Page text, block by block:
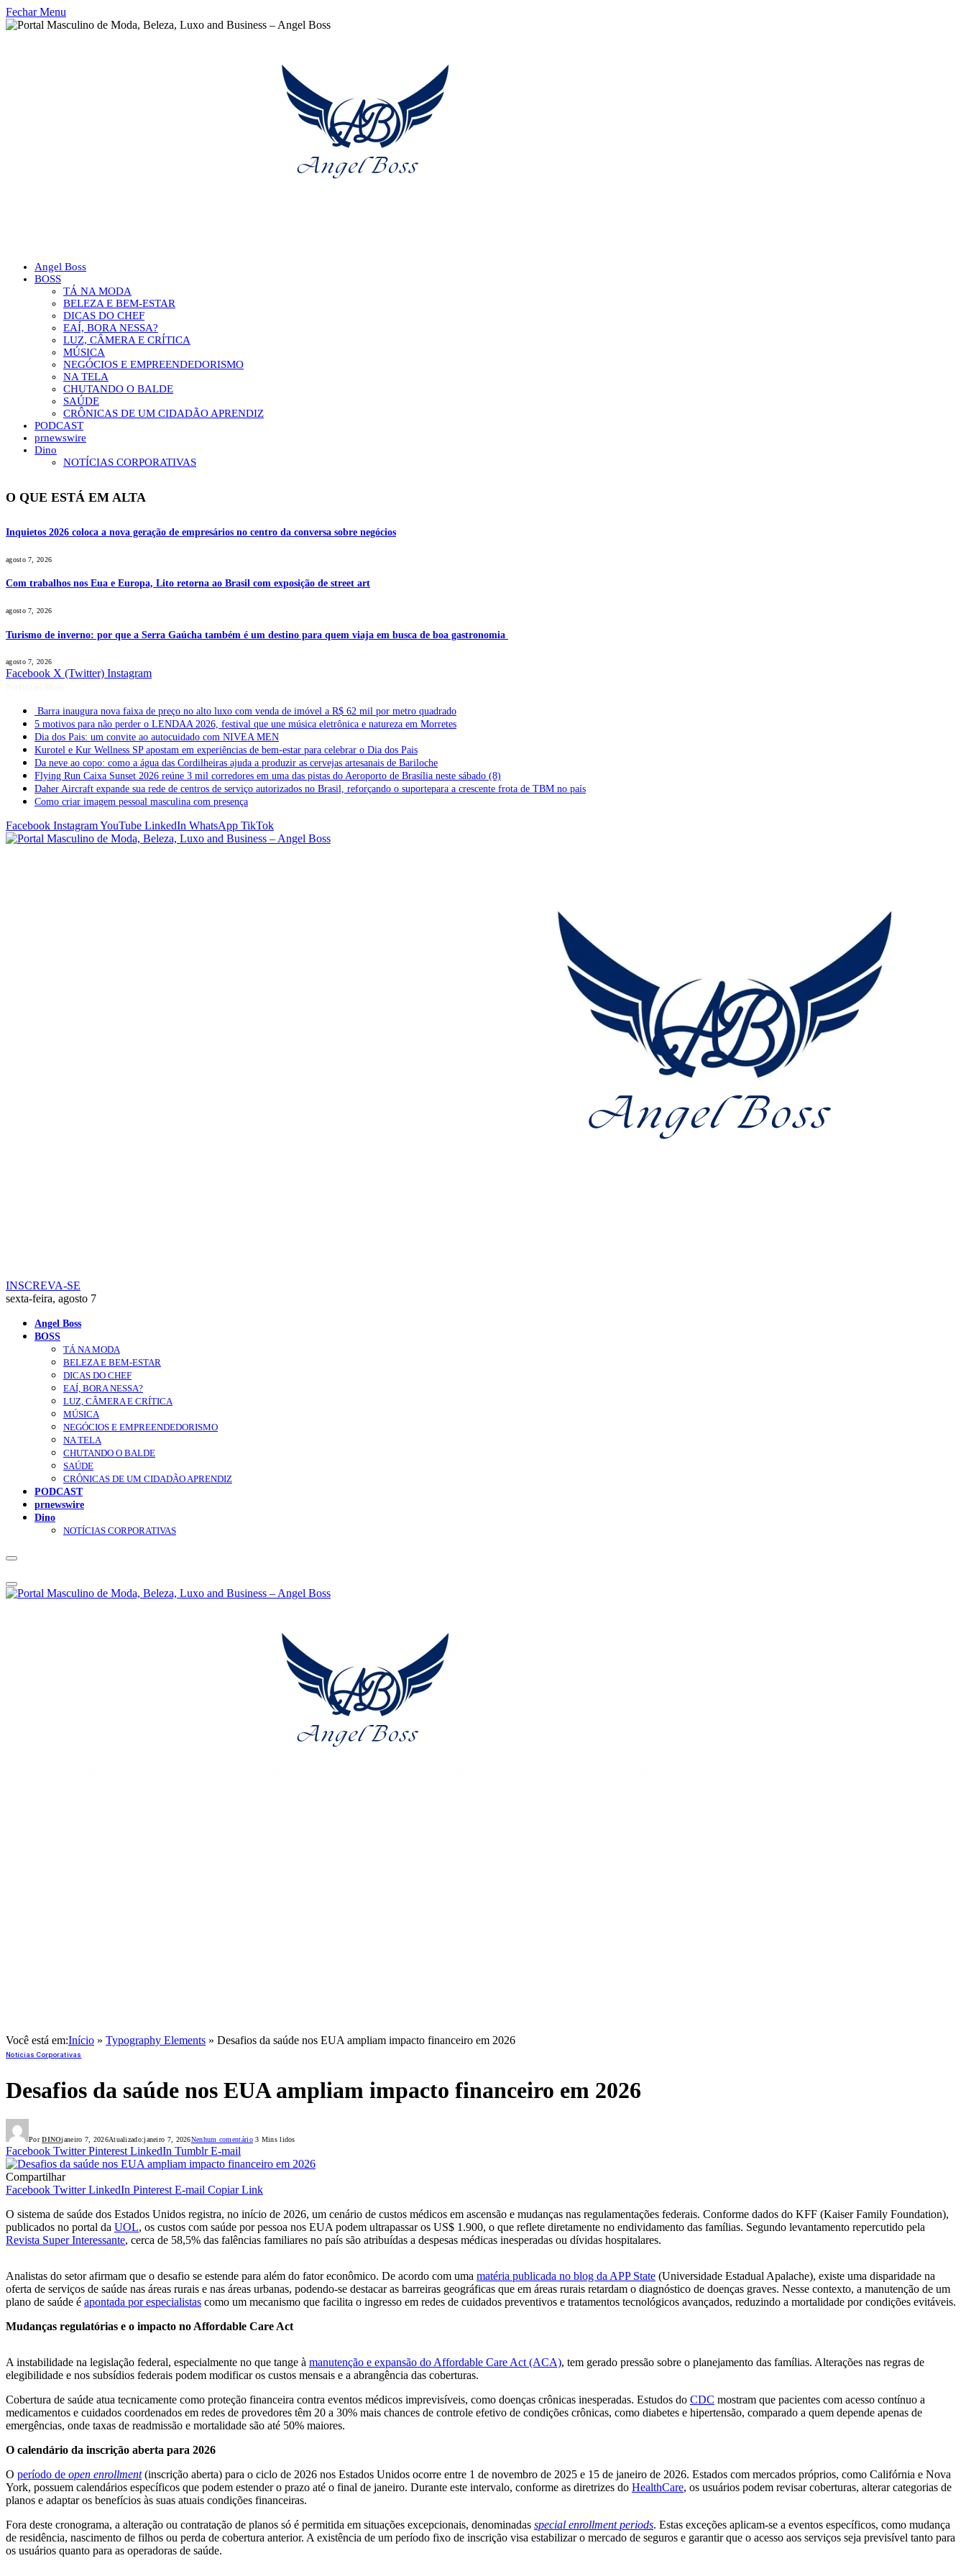
Fechar Menu
Angel Boss
BOSS
TÁ NA MODA
BELEZA E BEM-ESTAR
DICAS DO CHEF
EAÍ, BORA NESSA?
LUZ, CÂMERA E CRÍTICA
MÚSICA
NEGÓCIOS E EMPREENDEDORISMO
NA TELA
CHUTANDO O BALDE
SAÚDE
CRÔNICAS DE UM CIDADÃO APRENDIZ
PODCAST
prnewswire
Dino
NOTÍCIAS CORPORATIVAS
O QUE ESTÁ EM ALTA
Inquietos 2026 coloca a nova geração de empresários no centro da conversa sobre negócios
agosto 7, 2026
Com trabalhos nos Eua e Europa, Lito retorna ao Brasil com exposição de street art
agosto 7, 2026
Turismo de inverno: por que a Serra Gaúcha também é um destino para quem viaja em busca de boa gastronomia
agosto 7, 2026
Facebook X (Twitter) Instagram
Barra inaugura nova faixa de preço no alto luxo com venda de imóvel a R$ 62 mil por metro quadrado
5 motivos para não perder o LENDAA 2026, festival que une música eletrônica e natureza em Morretes
Dia dos Pais: um convite ao autocuidado com NIVEA MEN
Kurotel e Kur Wellness SP apostam em experiências de bem-estar para celebrar o Dia dos Pais
Da neve ao copo: como a água das Cordilheiras ajuda a produzir as cervejas artesanais de Bariloche
Flying Run Caixa Sunset 2026 reúne 3 mil corredores em uma das pistas do Aeroporto de Brasília neste sábado (8)
Daher Aircraft expande sua rede de centros de serviço autorizados no Brasil, reforçando o suportepara a crescente frota de TBM no país
Como criar imagem pessoal masculina com presença
Facebook InstagramYouTube LinkedIn WhatsApp TikTok
INSCREVA-SE
sexta-feira, agosto 7
Angel Boss
BOSS
TÁ NA MODA
BELEZA E BEM-ESTAR
DICAS DO CHEF
EAÍ, BORA NESSA?
LUZ, CÂMERA E CRÍTICA
MÚSICA
NEGÓCIOS E EMPREENDEDORISMO
NA TELA
CHUTANDO O BALDE
SAÚDE
CRÔNICAS DE UM CIDADÃO APRENDIZ
PODCAST
prnewswire
Dino
NOTÍCIAS CORPORATIVAS
Notícias Corporativas
Desafios da saúde nos EUA ampliam impacto financeiro em 2026
Facebook Twitter Pinterest LinkedIn Tumblr E-mail
Compartilhar
Facebook Twitter
publicados no portal da UOL, os custos com saúde por pessoa nos EUA podem ultrapassar os US$ 1.900, o que reflete diretamente no endividamento das famílias. Segundo levantamento repercutido pela
Revista Super Interessante, cerca de 58,5% das falências familiares no país são atribuídas a despesas médicas inesperadas ou dívidas hospitalares.
oferta de serviços de saúde nas áreas rurais e nas áreas urbanas, podendo-se destacar as barreiras geográficas que em áreas rurais retardam o diagnóstico de doenças graves. Nesse contexto, a manutenção de um
plano de saúde éapontada por especialistas como um mecanismo que facilita o ingresso em redes de cuidados preventivos e tratamentos tecnológicos avançados, reduzindo a mortalidade por condições evitáveis.
elegibilidade e nos subsídios federais podem modificar os custos mensais e a abrangência das coberturas.
medicamentos e cuidados coordenados em redes de provedores têm 20 a 30% mais chances de controle efetivo de condições crônicas, como diabetes e hipertensão, comparado a quem depende apenas de
emergências, onde taxas de readmissão e mortalidade são até 50% maiores.
York, possuem calendários específicos que podem estender o prazo até o final de janeiro. Durante este intervalo, conforme as diretrizes doHealthCare, os usuários podem revisar coberturas, alterar categorias de
planos e adaptar os benefícios às suas atuais condições financeiras.
de residência, nascimento de filhos ou perda de cobertura anterior. A existência de um período fixo de inscrição visa estabilizar o mercado de seguros e garantir que o acesso aos serviços seja previsível tanto para
os usuários quanto para as operadoras de saúde.